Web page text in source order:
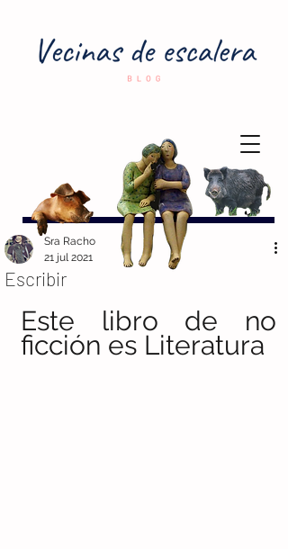
Escribir
Sra Racho
21 jul 2021
Este libro de no
ficción es Literatura